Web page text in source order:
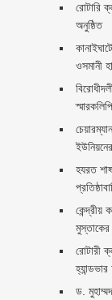
রোটারি
অনুষ্ঠিত
ওসমানী
স্মারকলিপি ‎
হযরত
কেন্দ্রীয়
মুস্তাকের
রোটারী
ড.